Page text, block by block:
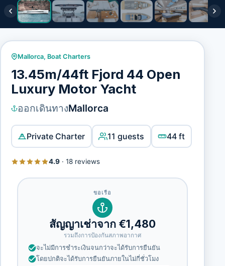
Mallorca, Boat Charters
13.45m/44ft Fjord 44 Open
Luxury Motor Yacht
ออกเดินทางMallorca
Private Charter 11 guests 44 ft
4.9· 18 reviews
ขอเรือ
สัญญาเช่าจาก €1,480
รวมถึงการป้องกันสภาพอากาศ
จะไม่มีการชำระเงินจนกว่าจะได้รับการยืนยัน
โดยปกติจะได้รับการยืนยันภายในไม่กี่ชั่วโมง